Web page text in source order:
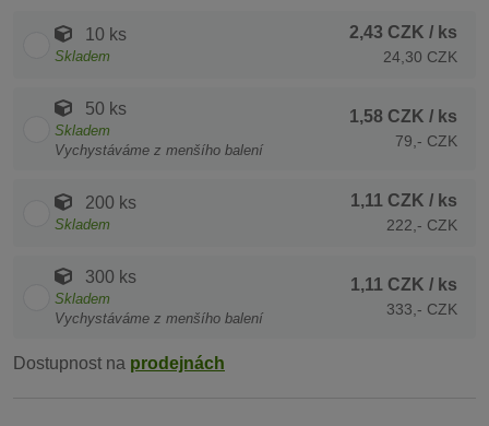
10 ks
Skladem
2,43 CZK / ks
24,30 CZK
50 ks
Skladem
Vychystáváme z menšího balení
1,58 CZK / ks
79,- CZK
200 ks
Skladem
1,11 CZK / ks
222,- CZK
300 ks
Skladem
Vychystáváme z menšího balení
1,11 CZK / ks
333,- CZK
Dostupnost na prodejnách